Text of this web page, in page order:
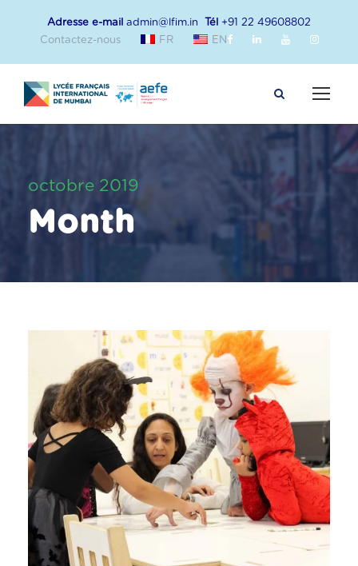
Adresse e-mail admin@lfim.in Tél +91 22 49608802
Contactez-nous
FR EN
octobre 2019
Month